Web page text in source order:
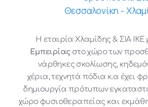
Η εταιρία Χλαμίδης & ΣΙΑ ΙΚΕ
Εμπειρίας στο χώρο των
νάρθηκες σκολίωσης,
χέρια, τεχνητά πόδια κ.α έχει
δημιουργία πρότυπων
χώρο φυσιοθεραπείας και